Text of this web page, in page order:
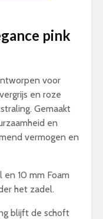
pink
voor
en roze
Gemaakt
en
vermogen en
10 mm Foam
het zadel.
blijft de schoft